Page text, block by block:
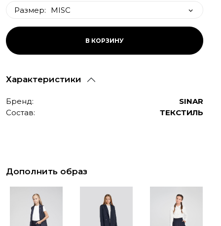
Размер:
MISC
В КОРЗИНУ
Характеристики
Бренд:
SINAR
Состав:
ТЕКСТИЛЬ
Дополнить образ